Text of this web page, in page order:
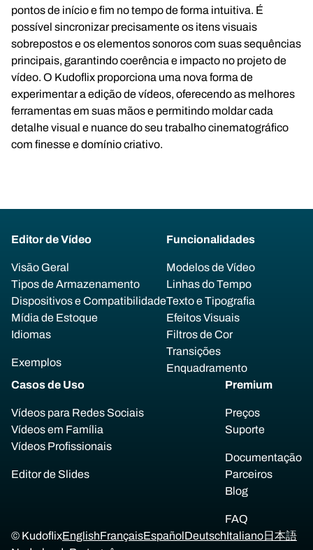
pontos de início e fim no tempo de forma intuitiva. É
possível sincronizar precisamente os itens visuais
sobrepostos e os elementos sonoros com suas sequências
principais, garantindo coerência e impacto no projeto de
vídeo. O Kudoflix proporciona uma nova forma de
experimentar a edição de vídeos, oferecendo as melhores
ferramentas em suas mãos e permitindo moldar cada
detalhe visual e nuance do seu trabalho cinematográfico
com finesse e domínio criativo.
Editor de Vídeo
Visão Geral
Tipos de Armazenamento
Dispositivos e Compatibilidade
Mídia de Estoque
Idiomas
Exemplos
Funcionalidades
Modelos de Vídeo
Linhas do Tempo
Texto e Tipografia
Efeitos Visuais
Filtros de Cor
Transições
Enquadramento
Casos de Uso
Vídeos para Redes Sociais
Vídeos em Família
Vídeos Profissionais
Editor de Slides
Premium
Preços
Suporte
Documentação
Parceiros
Blog
FAQ
© KudoflixEnglishFrançaisEspañolDeutschItaliano日本語